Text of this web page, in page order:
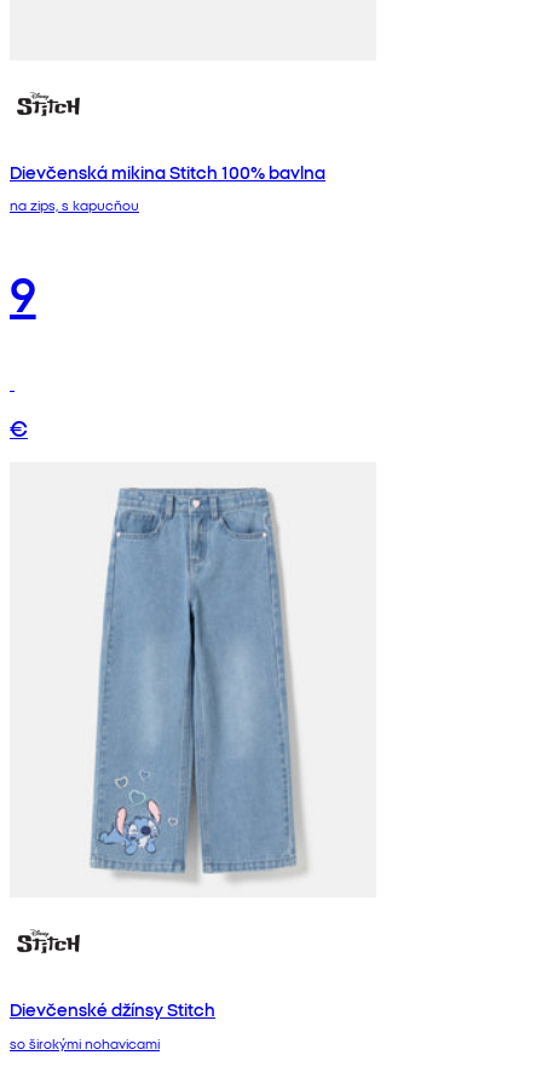
Dievčenská mikina Stitch 100% bavlna
na zips, s kapucňou
9
€
Dievčenské džínsy Stitch
so širokými nohavicami